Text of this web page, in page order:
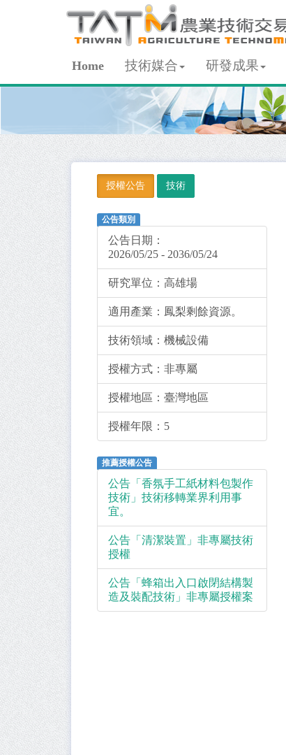
Home 技術媒合 研發成果
授權公告 技術
公告類別
公告日期：
2026/05/25 - 2036/05/24
研究單位： 高雄場
適用產業： 鳳梨剩餘資源。
技術領域： 機械設備
授權方式： 非專屬
授權地區： 臺灣地區
授權年限： 5
推薦授權公告
公告「香氛手工紙材料包製作
技術」技術移轉業界利用事
宜。
公告「清潔裝置」非專屬技術
授權
公告「蜂箱出入口啟閉結構製
造及裝配技術」非專屬授權案